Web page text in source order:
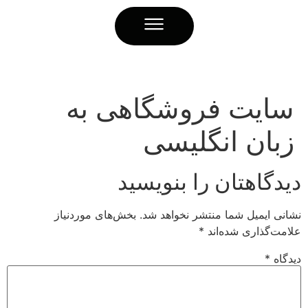
سایت فروشگاهی به
زبان انگلیسی
را بنویسید
ایمیل شما منتشر نخواهد شد. بخش‌های موردنیاز
شده‌اند*
*